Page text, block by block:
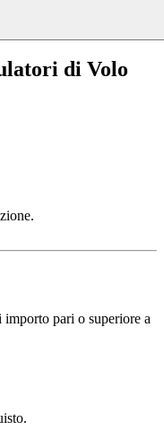
di Volo
importo pari o superiore a